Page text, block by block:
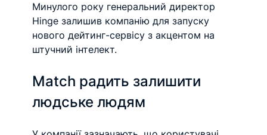
Минулого року генеральний директор
Hinge залишив компанію для запуску
нового дейтинг-сервісу з акцентом на
штучний інтелект.
Match радить залишити
людське людям